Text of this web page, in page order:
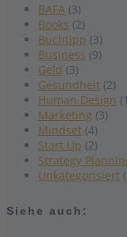
BAFA (3)
Books (2)
Buchtipp (3)
Business (9)
Geld (3)
Gesundheit (2)
Human Design
Marketing (3)
Mindset (4)
Start Up (2)
Strategy
Unkategorisiert
Siehe auch: